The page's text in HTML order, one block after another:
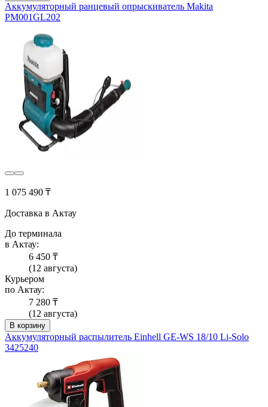
Аккумуляторный ранцевый опрыскиватель Makita
PM001GL202
1 075 490 ₸
Доставка в Актау
До терминала
в Актау:
6 450 ₸
(12 августа)
Курьером
по Актау:
7 280 ₸
(12 августа)
В корзину
Аккумуляторный распылитель Einhell GE-WS 18/10 Li-Solo
3425240